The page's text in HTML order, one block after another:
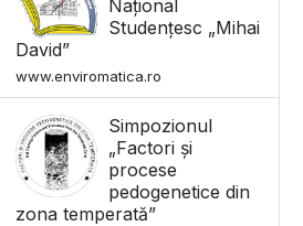
Național
Studențesc „Mihai
David”
www.enviromatica.ro
Simpozionul
„Factori și
procese
pedogenetice din
zona temperată”